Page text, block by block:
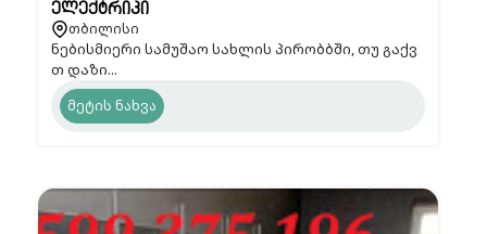
ელექტრიკი
თბილისი
ნებისმიერი სამუშაო სახლის პირობბში, თუ გაქვ
თ დაზი...
მეტის ნახვა